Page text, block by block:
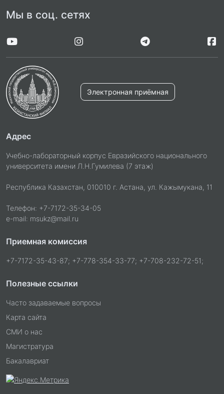
Мы в соц. сетях
Электронная приёмная
Адрес
Учебно-лабораторный корпус Евразийского национального
университета имени Л.Н.Гумилева (7 этаж)
Республика Казахстан, 010010 г. Астана, ул. Кажымукана, 11
Телефон: +7-7172-35-34-05
e-mail: msukz@mail.ru
Приемная комиссия
+7-7172-35-43-87; +7-778-354-33-77; +7-708-232-72-51;
Полезные ссылки
Часто задаваемые вопросы
Карта сайта
СМИ о нас
Магистратура
Бакалавриат